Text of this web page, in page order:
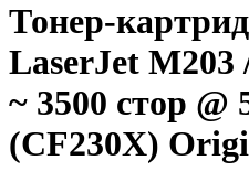
Тонер-
LaserJet M203
~ 3500 стор
(CF230X)